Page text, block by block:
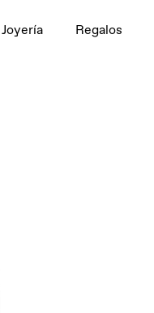
Joyería Regalos